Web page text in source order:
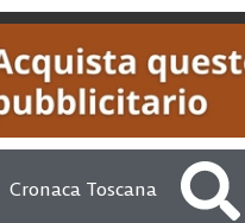
Cronaca Toscana